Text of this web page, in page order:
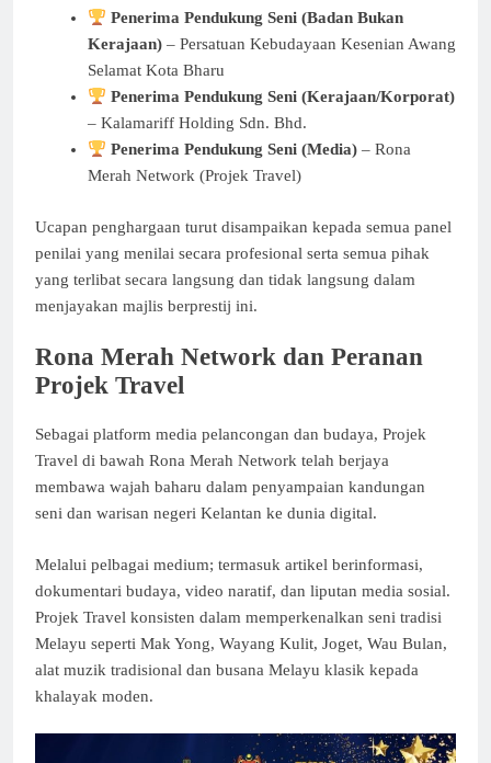
Penerima Pendukung Seni (Badan Bukan
Kerajaan) – Persatuan Kebudayaan Kesenian Awang
Selamat Kota Bharu
Penerima Pendukung Seni (Kerajaan/Korporat)
– Kalamariff Holding Sdn. Bhd.
Penerima Pendukung Seni (Media)– Rona
Merah Network (Projek Travel)
Ucapan penghargaan turut disampaikan kepada semua panel
penilai yang menilai secara profesional serta semua pihak
yang terlibat secara langsung dan tidak langsung dalam
menjayakan majlis berprestij ini.
Rona Merah Network dan Peranan
Projek Travel
Sebagai platform media pelancongan dan budaya, Projek
Travel di bawah Rona Merah Network telah berjaya
membawa wajah baharu dalam penyampaian kandungan
seni dan warisan negeri Kelantan ke dunia digital.
Melalui pelbagai medium; termasuk artikel berinformasi,
dokumentari budaya, video naratif, dan liputan media sosial.
Projek Travel konsisten dalam memperkenalkan seni tradisi
Melayu seperti Mak Yong, Wayang Kulit, Joget, Wau Bulan,
alat muzik tradisional dan busana Melayu klasik kepada
khalayak moden.